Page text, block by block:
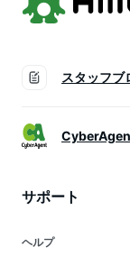
スタッフブ
サポート
ヘルプ